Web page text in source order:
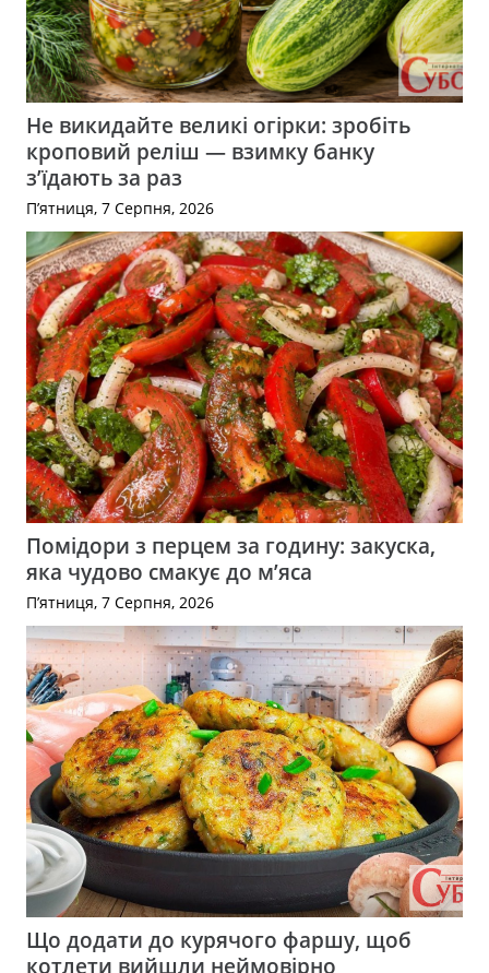
Не викидайте великі огірки: зробіть
кроповий реліш — взимку банку
з’їдають за раз
П’ятниця, 7 Серпня, 2026
Помідори з перцем за годину: закуска,
яка чудово смакує до м’яса
П’ятниця, 7 Серпня, 2026
Що додати до курячого фаршу, щоб
котлети вийшли неймовірно